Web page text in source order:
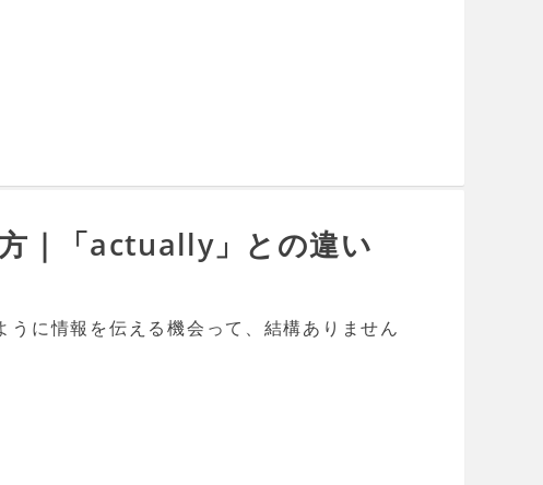
｜「actually」との違い
うに情報を伝える機会って、結構ありません